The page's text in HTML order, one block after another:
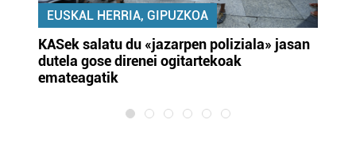
EUSKAL HERRIA, GIPUZKOA
KASek salatu du «jazarpen poliziala» jasan
dutela gose direnei ogitartekoak
emateagatik